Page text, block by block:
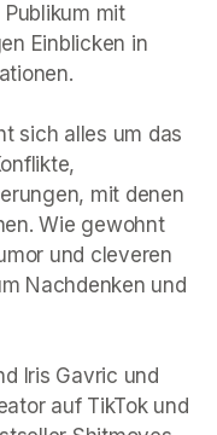
mit
Einblicken in
sich alles um das
mit denen
Wie gewohnt
und cleveren
Nachdenken und
Iris Gavric und
auf TikTok und